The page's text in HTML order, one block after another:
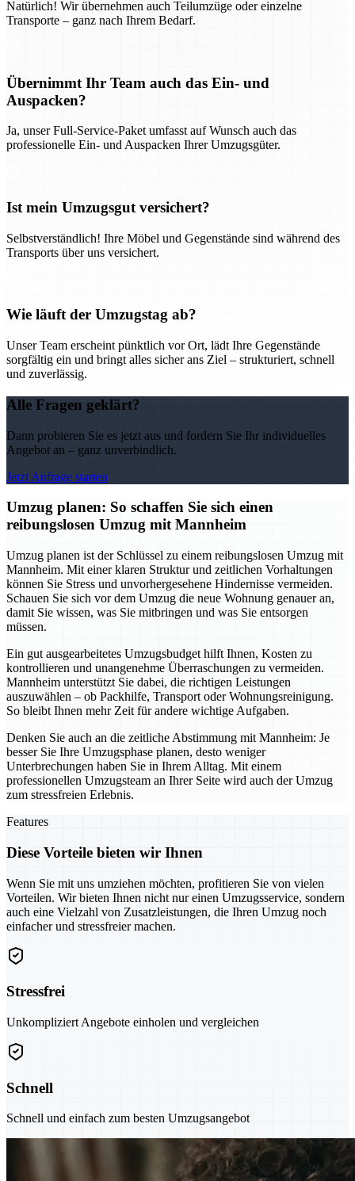
Natürlich! Wir übernehmen auch Teilumzüge oder einzelne
Transporte – ganz nach Ihrem Bedarf.
Übernimmt Ihr Team auch das Ein- und
Auspacken?
Ja, unser Full-Service-Paket umfasst auf Wunsch auch das
professionelle Ein- und Auspacken Ihrer Umzugsgüter.
Ist mein Umzugsgut versichert?
Selbstverständlich! Ihre Möbel und Gegenstände sind während des
Transports über uns versichert.
Wie läuft der Umzugstag ab?
Unser Team erscheint pünktlich vor Ort, lädt Ihre Gegenstände
sorgfältig ein und bringt alles sicher ans Ziel – strukturiert, schnell
und zuverlässig.
Alle Fragen geklärt?
Dann probieren Sie es jetzt aus und fordern Sie Ihr individuelles
Angebot an – ganz unverbindlich.
Jetzt Anfrage starten
Umzug planen: So schaffen Sie sich einen
reibungslosen Umzug mit Mannheim
Umzug planen ist der Schlüssel zu einem reibungslosen Umzug mit
Mannheim. Mit einer klaren Struktur und zeitlichen Vorhaltungen
können Sie Stress und unvorhergesehene Hindernisse vermeiden.
Schauen Sie sich vor dem Umzug die neue Wohnung genauer an,
damit Sie wissen, was Sie mitbringen und was Sie entsorgen
müssen.
Ein gut ausgearbeitetes Umzugsbudget hilft Ihnen, Kosten zu
kontrollieren und unangenehme Überraschungen zu vermeiden.
Mannheim unterstützt Sie dabei, die richtigen Leistungen
auszuwählen – ob Packhilfe, Transport oder Wohnungsreinigung.
So bleibt Ihnen mehr Zeit für andere wichtige Aufgaben.
Denken Sie auch an die zeitliche Abstimmung mit Mannheim: Je
besser Sie Ihre Umzugsphase planen, desto weniger
Unterbrechungen haben Sie in Ihrem Alltag. Mit einem
professionellen Umzugsteam an Ihrer Seite wird auch der Umzug
zum stressfreien Erlebnis.
Features
Diese Vorteile bieten wir Ihnen
Wenn Sie mit uns umziehen möchten, profitieren Sie von vielen
Vorteilen. Wir bieten Ihnen nicht nur einen Umzugsservice, sondern
auch eine Vielzahl von Zusatzleistungen, die Ihren Umzug noch
einfacher und stressfreier machen.
Stressfrei
Unkompliziert Angebote einholen und vergleichen
Schnell
Schnell und einfach zum besten Umzugsangebot